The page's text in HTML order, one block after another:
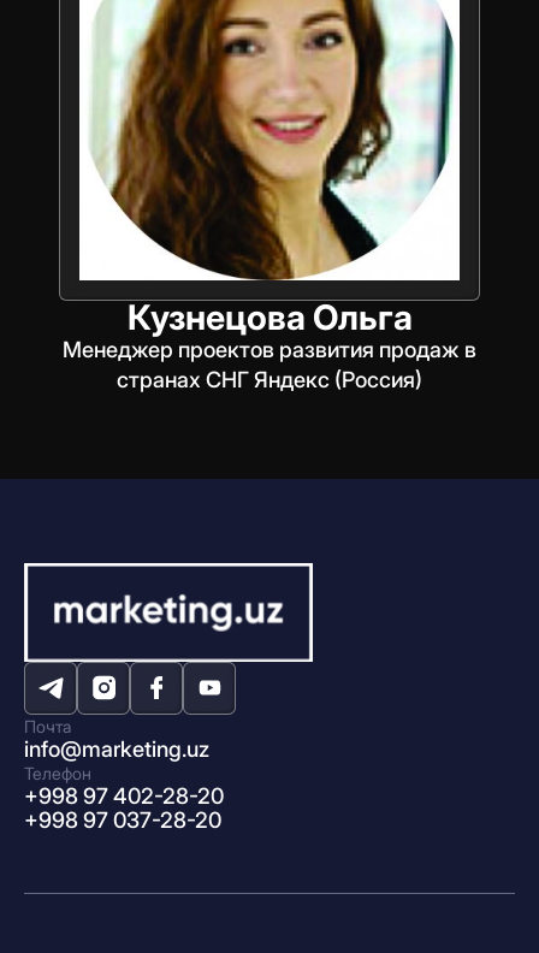
Кузнецова Ольга
Менеджер проектов развития продаж в
странах СНГ Яндекс (Россия)
Почта
info@marketing.uz
Телефон
+998 97 402-28-20
+998 97 037-28-20